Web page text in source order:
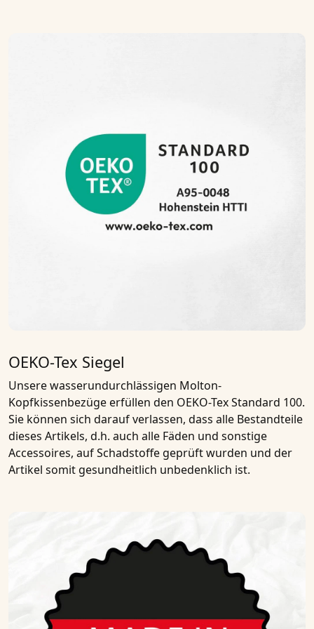
OEKO-Tex Siegel
Unserewasserundurchlässigen Molton-
Kopfkissenbezügeerfüllen den OEKO-Tex Standard 100.
Sie können sich darauf verlassen, dass alle Bestandteile
dieses Artikels, d.h. auch alle Fäden und sonstige
Accessoires, auf Schadstoffe geprüft wurden und der
Artikel somit gesundheitlich unbedenklich ist.